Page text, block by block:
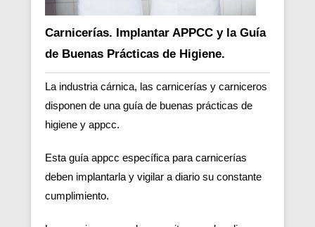
Carnicerías. Implantar APPCC y la Guía
de Buenas Prácticas de Higiene.
La industria cárnica, las carnicerías y carniceros
disponen de una guía de buenas prácticas de
higiene y appcc.
Esta guía appcc específica para carnicerías
deben implantarla y vigilar a diario su constante
cumplimiento.